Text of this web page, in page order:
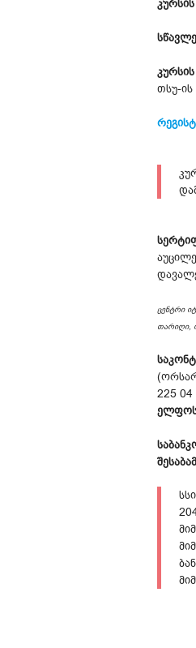
თსუ-
ცენტრი
თარიღი,
225 04